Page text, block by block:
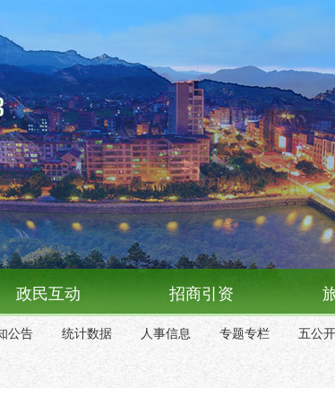
政民互动 招商引资
公告 统计数据 人事信息 专题专栏 五公